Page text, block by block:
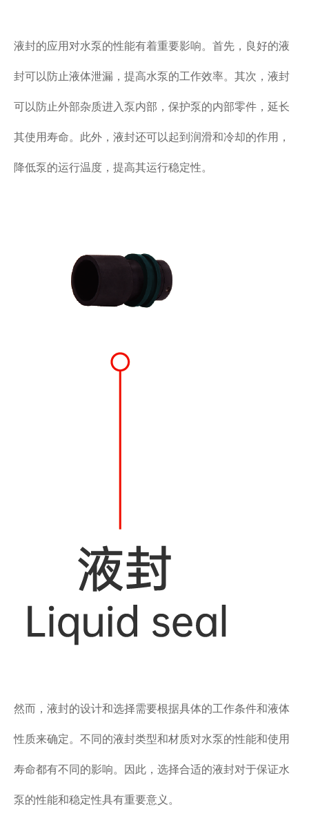
液封的应用对水泵的性能有着重要影响。首先，良好的液
封可以防止液体泄漏，提高水泵的工作效率。其次，液封
可以防止外部杂质进入泵内部，保护泵的内部零件，延长
其使用寿命。此外，液封还可以起到润滑和冷却的作用，
降低泵的运行温度，提高其运行稳定性。
然而，液封的设计和选择需要根据具体的工作条件和液体
性质来确定。不同的液封类型和材质对水泵的性能和使用
寿命都有不同的影响。因此，选择合适的液封对于保证水
泵的性能和稳定性具有重要意义。